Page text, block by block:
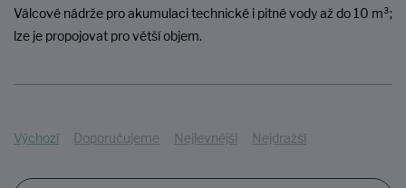
Válcové nádrže pro akumulaci technické i pitné vody až do 10 m³;
lze je propojovat pro větší objem.
Výchozí Doporučujeme Nejlevnější Nejdražší